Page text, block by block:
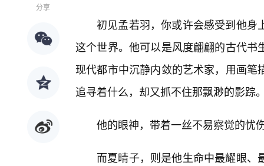
分享
初见孟若羽，你或许会感受到他身
这个世界。他可以是风度翩翩的古代
现代都市中沉静内敛的艺术家，用画
追寻着什么，却又抓不住那飘渺的影踪
他的眼神，带着一丝不易察觉的忧
而夏晴子，则是他生命中最耀眼